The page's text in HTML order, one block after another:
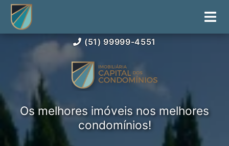
(51) 99999-4551
Os melhores imóveis nos melhores
condomínios!